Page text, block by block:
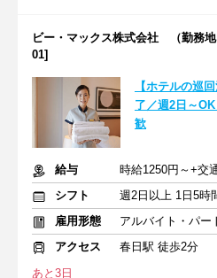
ビー・マックス株式会社 （勤務
01]
【ホテルの巡
了／週2日～
歓
給与
時給1250円～+交
シフト
雇用形態
アルバイト・パー
アクセス
春日駅 徒歩2分
あと3日